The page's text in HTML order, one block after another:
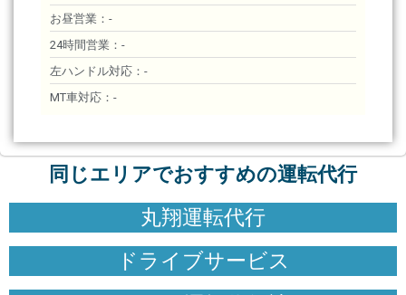
お昼営業：-
24時間営業：-
左ハンドル対応：-
MT車対応：-
同じエリアでおすすめの運転代行
丸翔運転代行
ドライブサービス